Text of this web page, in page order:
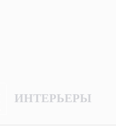
ИНТЕРЬЕРЫ